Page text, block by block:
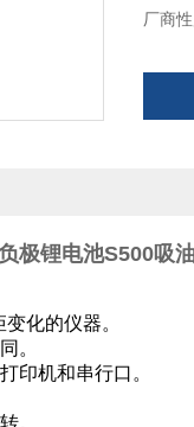
厂商
极锂电池S500吸
化的仪器。
。
印机和串行口。
。